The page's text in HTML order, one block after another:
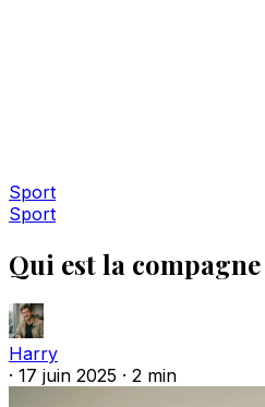
Sport
Sport
Qui est la
Harry
· 17 juin 2025 · 2 min